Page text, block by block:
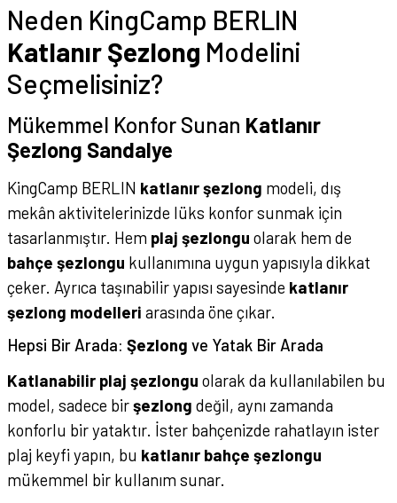
Neden KingCamp BERLIN
Katlanır Şezlong Modelini
Seçmelisiniz?
Mükemmel Konfor Sunan Katlanır
Şezlong Sandalye
KingCamp BERLIN katlanır şezlong modeli, dış
mekân aktivitelerinizde lüks konfor sunmak için
tasarlanmıştır. Hem plaj şezlongu olarak hem de
bahçe şezlongu kullanımına uygun yapısıyla dikkat
çeker. Ayrıca taşınabilir yapısı sayesinde katlanır
şezlong modelleri arasında öne çıkar.
Hepsi Bir Arada: Şezlong ve Yatak Bir Arada
Katlanabilir plaj şezlongu olarak da kullanılabilen bu
model, sadece birşezlong değil, aynı zamanda
konforlu bir yataktır. İster bahçenizde rahatlayın ister
plaj keyfi yapın, bu katlanır bahçe şezlongu
mükemmel bir kullanım sunar.